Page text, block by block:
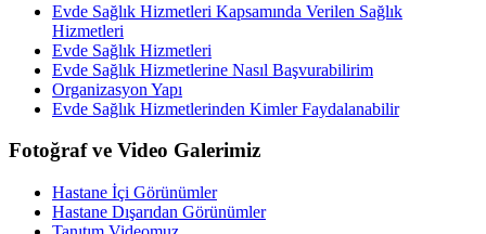
Evde Sağlık Hizmetleri Kapsamında Verilen Sağlık
Hizmetleri
Evde Sağlık Hizmetleri
Evde Sağlık Hizmetlerine Nasıl Başvurabilirim
Organizasyon Yapı
Evde Sağlık Hizmetlerinden Kimler Faydalanabilir
Fotoğraf ve Video Galerimiz
Hastane İçi Görünümler
Hastane Dışarıdan Görünümler